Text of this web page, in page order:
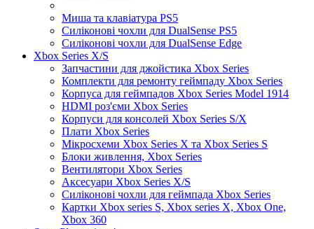
Миша та клавіатура PS5
Силіконові чохли для DualSense PS5
Силіконові чохли для DualSense Edge
Xbox Series X/S
Запчастини для джойстика Xbox Series
Комплекти для ремонту геймпаду Xbox Series
Корпуса для геймпадов Xbox Series Model 1914
HDMI роз'єми Xbox Series
Корпуси для консолей Xbox Series S/X
Плати Xbox Series
Мікросхеми Xbox Series X та Xbox Series S
Блоки живлення, Xbox Series
Вентилятори Xbox Series
Аксесуари Xbox Series X/S
Силіконові чохли для геймпада Xbox Series
Картки Xbox series S, Xbox series X, Xbox One,
Xbox 360